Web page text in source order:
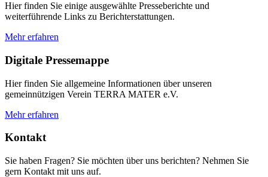
Hier finden Sie einige ausgewählte Presseberichte und
weiterführende Links zu Berichterstattungen.
Mehr erfahren
Digitale Pressemappe
Hier finden Sie allgemeine Informationen über unseren
gemeinnützigen Verein TERRA MATER e.V.
Mehr erfahren
Kontakt
Sie haben Fragen? Sie möchten über uns berichten? Nehmen Sie
gern Kontakt mit uns auf.